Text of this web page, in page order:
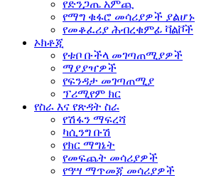
የድንጋጤ አምጪ
የማግ ቁፋሮ መሳሪያዎች ያልሆኑ
የመቆፈሪያ ሕብረቁምፊ ቫልቮች
ኦክቶጂ
የቱቦ ቡችላ መገጣጠሚያዎች
ማያያዣዎች
የፍንዳታ መገጣጠሚያ
ፕሪሚየም ክር
የስራ እና የጽዳት ስራ
የሽፋን ማፍረሻ
ካሲንግ ቡሽ
የክር ማግኔት
የመፍጨት መሳሪያዎች
የዓሣ ማጥመጃ መሳሪያዎች